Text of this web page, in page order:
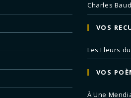
Charles
VOS
Les Fleurs
VOS
À Une